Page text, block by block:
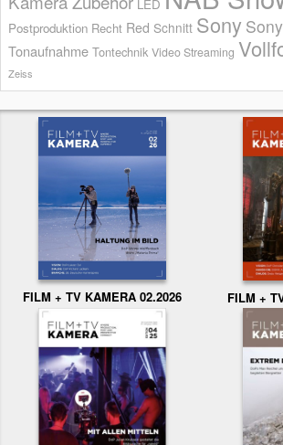
LED
Postproduktion Recht Red Schnitt Sony
Tonaufnahme Tontechnik Video Streaming
Zeiss
FILM + TV KAMERA 02.2026 FILM +